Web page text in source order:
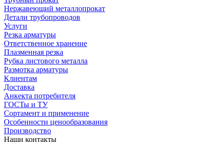
Нержавеющий металлопрокат
Детали трубопроводов
Услуги
Резка арматуры
Ответственное хранение
Плазменная резка
Рубка листового металла
Размотка арматуры
Клиентам
Доставка
Анкекта потребителя
ГОСТы и ТУ
Сортамент и применение
Особенности ценообразования
Производство
Наши контакты